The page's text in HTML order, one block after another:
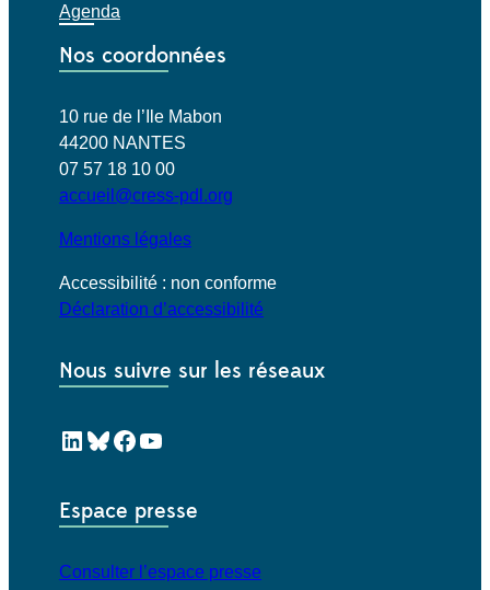
Agenda
Nos coordonnées
10 rue de l’Ile Mabon
44200 NANTES
07 57 18 10 00
accueil@cress-pdl.org
Mentions légales
Accessibilité : non conforme
Déclaration d’accessibilité
Nous suivre sur les réseaux
LinkedIn
Bluesky
Facebook
YouTube
Espace presse
Consulter l’espace presse